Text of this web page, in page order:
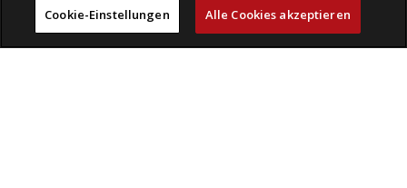
AGB
Retouren & Versandbedingungen
Cookie-Einstellungen Alle Cookies akzeptieren